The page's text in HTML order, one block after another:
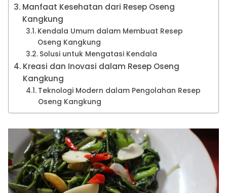
Manfaat Kesehatan dari Resep Oseng
Kangkung
Kendala Umum dalam Membuat Resep
Oseng Kangkung
Solusi untuk Mengatasi Kendala
Kreasi dan Inovasi dalam Resep Oseng
Kangkung
Teknologi Modern dalam Pengolahan Resep
Oseng Kangkung